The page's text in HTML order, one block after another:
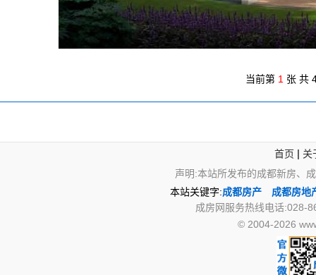
当前第 1 张 共
首页 | 关
声明:本站所发布的成都新房、
本站关键字:成都房产
成都房地
成房网服务热线电话:028-
© 2004-2026